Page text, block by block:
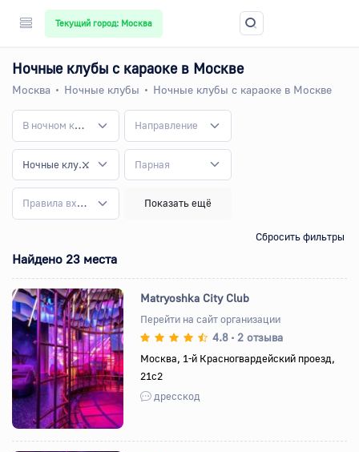
Текущий город: Москва
Ночные клубы с караоке в Москве
Москва Ночные клубы Ночные клубы с караоке в Москве
В ночном клубе Направление
Ночные клубы с караоке Парная
Правила входа Показать ещё
Сбросить фильтры
Найдено 23 места
Назад Вперед
Matryoshka City Club
Перейти на сайт организации
4.8 • 2 отзыва
Москва, 1-й Красногвардейский проезд,
21с2
дресскод